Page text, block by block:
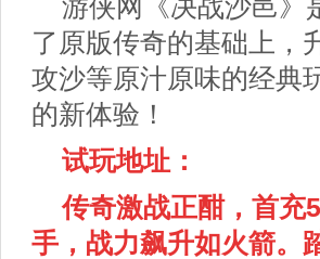
游侠网《决战沙邑》
了原版传奇的基础上，
攻沙等原汁原味的经典
的新体验！
试玩地址：
传奇激战正酣，首充
手，战力飙升如火箭。